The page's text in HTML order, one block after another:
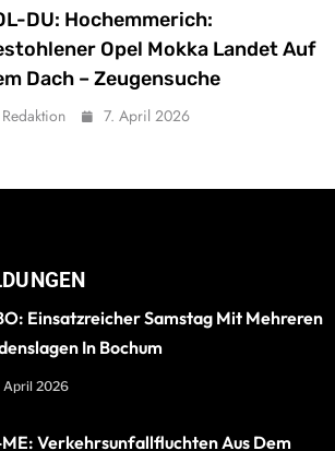
DU: Hochemmerich:
Opel Mokka Landet Auf
Dach – Zeugensuche
Redaktion 7. April 2026
Einsatzreicher Samstag Mit Mehreren
In Bochum
April 2026
Verkehrsunfallfluchten Aus Dem